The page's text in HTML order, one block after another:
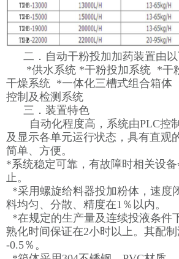
二．自动干粉投加加药装置由
*供水系统 *干粉投加系统 *
干燥系统 *一体化三槽式组合箱
控制及检测系统
三．装置特色
自动化程度高，系统由PLC控
及显示各单元运行状态，具有直观
简单、方便。
*系统稳定可靠，有故障时相关设
止。
*采用螺旋给料器投加粉体，速度
料均匀、分散、精度在1％以内。
*在规定的生产量及连续投液条件
熟化时间保证在2小时以上。其配
-0.5％。